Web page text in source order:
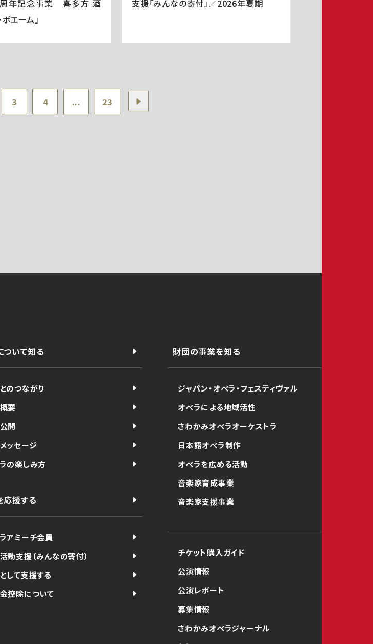
年記念事業 喜多方 酒
エーム」
支援「みんなの寄付」／2026年夏期
3 4 ... 23
ついて知る
のつながり
要
開
ッセージ
の楽しみ方
応援する
アミーチ会員
動支援（みんなの寄付）
して支援する
控除について
財団の事業を知る
ジャパン・オペラ・フェスティヴァル
オペラによる地域活性
さわかみオペラオーケストラ
日本語オペラ制作
オペラを広める活動
音楽家育成事業
音楽家支援事業
チケット購入ガイド
公演情報
公演レポート
募集情報
さわかみオペラジャーナル